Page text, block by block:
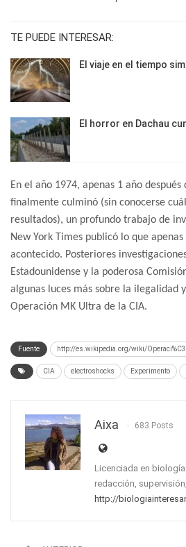
TE PUEDE INTERESAR:
El viaje en el tiempo
El horror en Dachau
En el año 1974, apenas 1 año
finalmente culminó (sin conocerse
resultados), un profundo trabajo de
New York Times publicó lo que
acontecido. Posteriores
Estadounidense y la poderosa
algunas luces más sobre la ilegalidad
Operación MK Ultra de la CIA.
Fuente http://es.wikipedia.org/wiki/
CIA electroshocks Experimento
Aixa 683 Posts
Licenciada en
redacción,
http://